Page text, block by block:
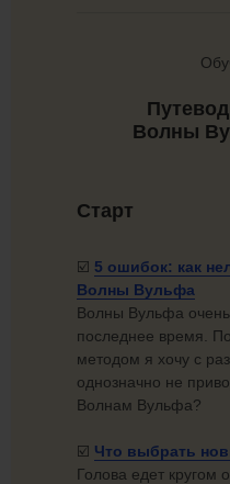
Волны
Старт
☑️ 5 ошибок: как
Волны Вульфа
Волны Вульфа
последнее время.
методом я хочу с
однозначно не
Волнам Вульфа?
☑️ Что выбрать
Голова едет кругом